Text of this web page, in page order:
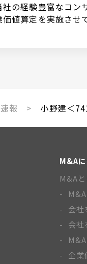
社の経験豊富なコン
価値算定を実施させ
報 小野建＜
M&A
M&A
会
会社
企業